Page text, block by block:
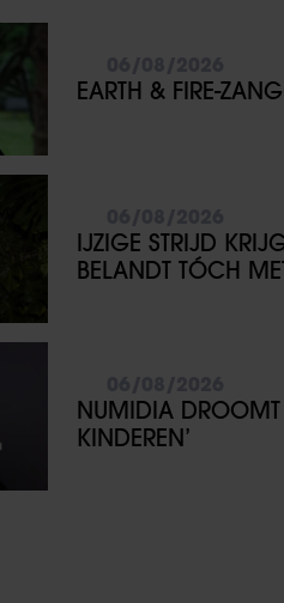
EARTH & FIRE-
IJZIGE STRIJD
BELANDT TÓCH
NUMIDIA DROOMT
KINDEREN’